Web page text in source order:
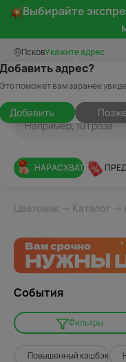
Выбирайте
ПсковУкажите адрес
адрес?
поможет вам заранее
Добавить
НАРАСХВАТ
Цветовик → Каталог →
События
Фильтры
Повышенный кэшбэк